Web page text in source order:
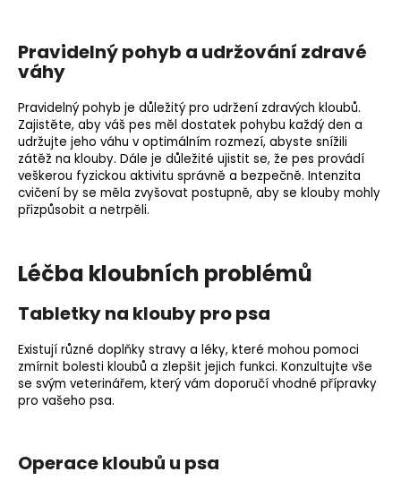
Pravidelný pohyb a udržování zdravé
váhy
Pravidelný pohyb je důležitý pro udržení zdravých kloubů.
Zajistěte, aby váš pes měl dostatek pohybu každý den a
udržujte jeho váhu v optimálním rozmezí, abyste snížili
zátěž na klouby. Dále je důležité ujistit se, že pes provádí
veškerou fyzickou aktivitu správně a bezpečně. Intenzita
cvičení by se měla zvyšovat postupně, aby se klouby mohly
přizpůsobit a netrpěli.
Léčba kloubních problémů
Tabletky na klouby pro psa
Existují různé doplňky stravy a léky, které mohou pomoci
zmírnit bolesti kloubů a zlepšit jejich funkci. Konzultujte vše
se svým veterinářem, který vám doporučí vhodné přípravky
pro vašeho psa.
Operace kloubů u psa